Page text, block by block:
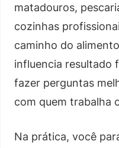
matadouros,
cozinhas
caminho do
influencia resultado
fazer perguntas
com quem trabalha
Na prática, você